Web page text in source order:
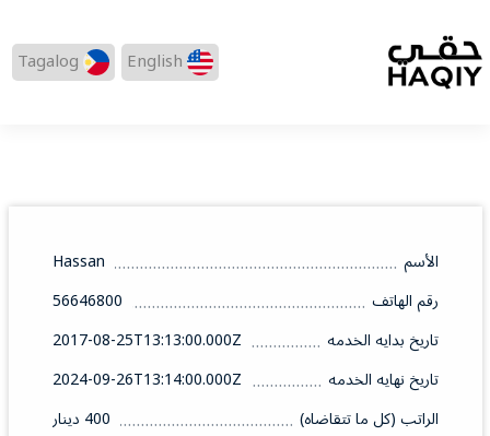
English
Tagalog
الأسم
Hassan
رقم الهاتف
56646800
تاريخ بدايه الخدمه
2017-08-25T13:13:00.000Z
تاريخ نهايه الخدمه
2024-09-26T13:14:00.000Z
الراتب (كل ما تتقاضاه)
400 دينار